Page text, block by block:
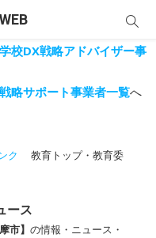
校DX戦略アドバイザー事
略サポート事業者一覧へ
ク
教育トップ・教育委
ース
市】 の情報・ニュース・